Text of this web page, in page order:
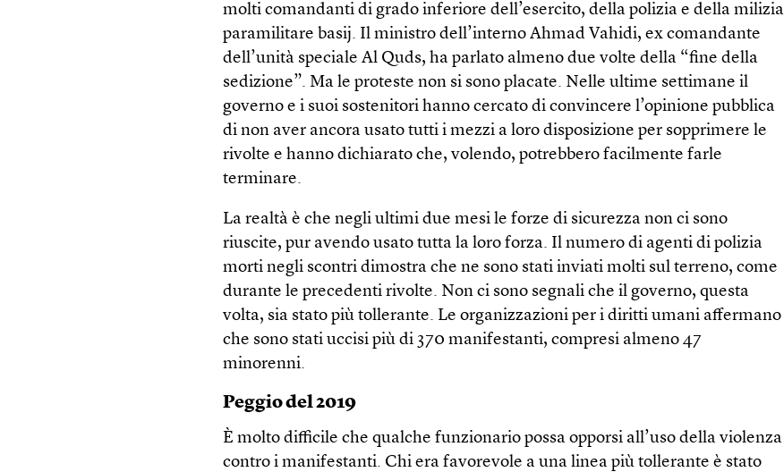
molti comandanti di grado inferiore dell’esercito, della polizia e della milizia
paramilitare basij. Il ministro dell’interno Ahmad Vahidi, ex comandante
dell’unità speciale Al Quds, ha parlato almeno due volte della “fine della
sedizione”. Ma le proteste non si sono placate. Nelle ultime settimane il
governo e i suoi sostenitori hanno cercato di convincere l’opinione pubblica
di non aver ancora usato tutti i mezzi a loro disposizione per sopprimere le
rivolte e hanno dichiarato che, volendo, potrebbero facilmente farle
terminare.
La realtà è che negli ultimi due mesi le forze di sicurezza non ci sono
riuscite, pur avendo usato tutta la loro forza. Il numero di agenti di polizia
morti negli scontri dimostra che ne sono stati inviati molti sul terreno, come
durante le precedenti rivolte. Non ci sono segnali che il governo, questa
volta, sia stato più tollerante. Le organizzazioni per i diritti umani affermano
che sono stati uccisi più di 370 manifestanti, compresi almeno 47
minorenni.
Peggio del 2019
È molto difficile che qualche funzionario possa opporsi all’uso della violenza
contro i manifestanti. Chi era favorevole a una linea più tollerante è stato